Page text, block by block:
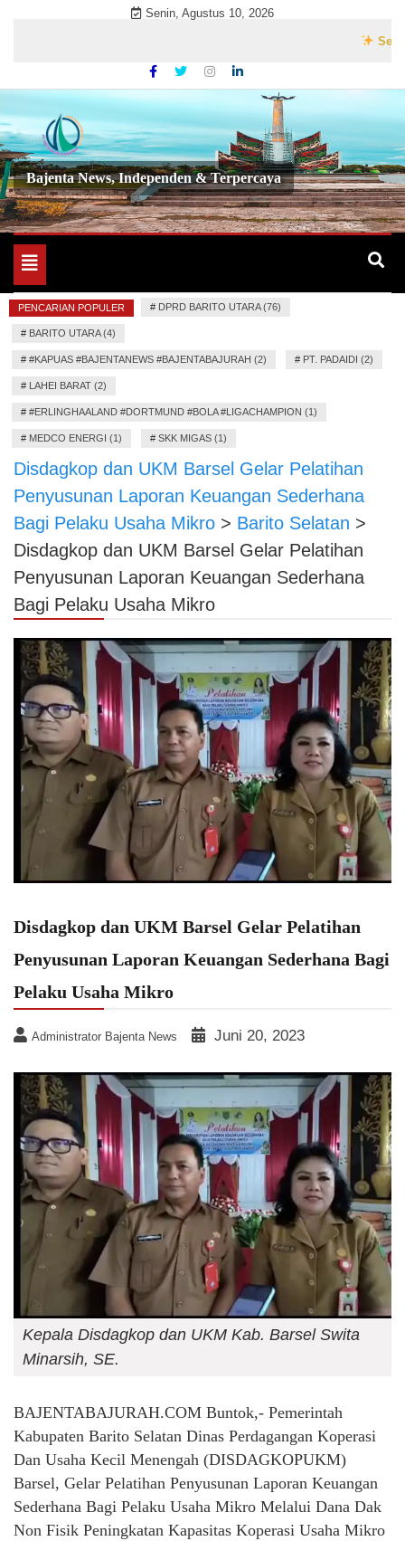
Senin, Agustus 10, 2026
Selamat
Bajenta News, Independen & Terpercaya
Toggle
navigation
PENCARIAN POPULER # DPRD BARITO UTARA (76)
# BARITO UTARA (4)
# #KAPUAS #BAJENTANEWS #BAJENTABAJURAH (2) # PT. PADAIDI (2)
# LAHEI BARAT (2)
# #ERLINGHAALAND #DORTMUND #BOLA #LIGACHAMPION (1)
# MEDCO ENERGI (1) # SKK MIGAS (1)
Disdagkop dan UKM Barsel Gelar Pelatihan
Penyusunan Laporan Keuangan Sederhana
Bagi Pelaku Usaha Mikro > Barito Selatan >
Disdagkop dan UKM Barsel Gelar Pelatihan
Penyusunan Laporan Keuangan Sederhana
Bagi Pelaku Usaha Mikro
Disdagkop dan UKM Barsel Gelar Pelatihan
Penyusunan Laporan Keuangan Sederhana Bagi
Pelaku Usaha Mikro
Administrator Bajenta News Juni 20, 2023
Kepala Disdagkop dan UKM Kab. Barsel Swita
Minarsih, SE.
BAJENTABAJURAH.COM Buntok,- Pemerintah
Kabupaten Barito Selatan Dinas Perdagangan Koperasi
Dan Usaha Kecil Menengah (DISDAGKOPUKM)
Barsel, Gelar Pelatihan Penyusunan Laporan Keuangan
Sederhana Bagi Pelaku Usaha Mikro Melalui Dana Dak
Non Fisik Peningkatan Kapasitas Koperasi Usaha Mikro